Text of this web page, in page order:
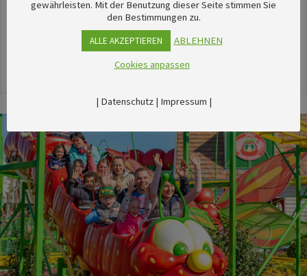
stimmungsvolle Veranstaltungen im August
herausgesucht.
gewährleisten. Mit der Benutzung dieser Seite stimmen Sie
den Bestimmungen zu.
ALLE AKZEPTIEREN
ABLEHNEN
Cookies anpassen
| Datenschutz| Impressum |